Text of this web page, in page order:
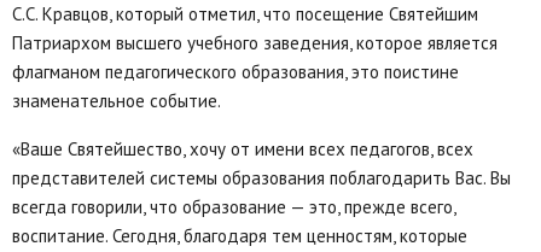
С.С. Кравцов, который отметил, что посещение Святейшим
Патриархом высшего учебного заведения, которое является
флагманом педагогического образования, это поистине
знаменательное событие.
«Ваше Святейшество, хочу от имени всех педагогов, всех
представителей системы образования поблагодарить Вас. Вы
всегда говорили, что образование — это, прежде всего,
воспитание. Сегодня, благодаря тем ценностям, которые